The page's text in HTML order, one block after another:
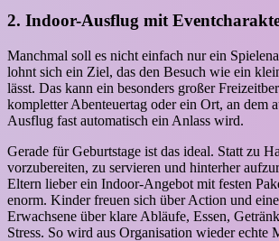
2. Indoor-Ausflug mit
Manchmal soll es nicht einfach nur ein
lohnt sich ein Ziel, das den Besuch wie ein
lässt. Das kann ein besonders großer
kompletter Abenteuertag oder ein Ort, an dem
Ausflug fast automatisch ein Anlass wird.
Gerade für Geburtstage ist das ideal. Statt zu
vorzubereiten, zu servieren und hinterher
Eltern lieber ein Indoor-Angebot mit festen
enorm. Kinder freuen sich über Action und
Erwachsene über klare Abläufe, Essen,
Stress. So wird aus Organisation wieder echte